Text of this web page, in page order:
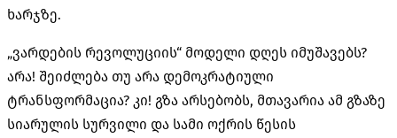
ხარჯზე.
„ვარდების რევოლუციის“ მოდელი დღეს იმუშავებს?
არა! შეიძლება თუ არა დემოკრატიული
ტრანსფორმაცია? კი! გზა არსებობს, მთავარია ამ გზაზე
სიარულის სურვილი და სამი ოქრის წესის